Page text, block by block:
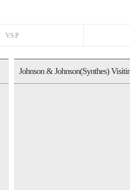
V.S.P
Johnson & Johnson(Synthes)